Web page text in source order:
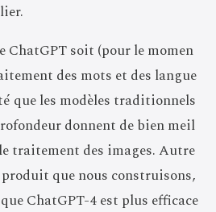
ChatGPT soit (pour le momen
des mots et des langue
que les modèles traditionnels
donnent de bien meil
traitement des images. Autre
que nous construisons,
ChatGPT-4 est plus efficace